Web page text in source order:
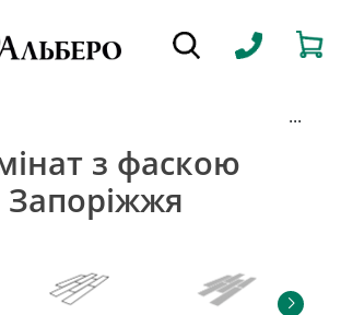
...
з фаскою
Запоріжжя